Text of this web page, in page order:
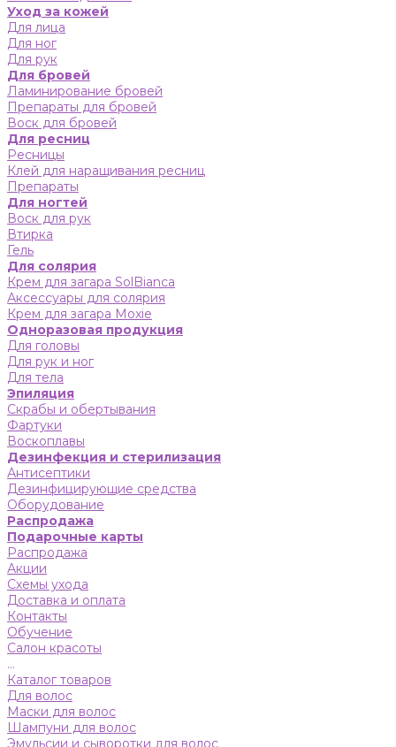
Уход за кожей
Для лица
Для ног
Для рук
Для бровей
Ламинирование бровей
Препараты для бровей
Воск для бровей
Для ресниц
Ресницы
Клей для наращивания ресниц
Препараты
Для ногтей
Воск для рук
Втирка
Гель
Для солярия
Крем для загара SolBianca
Аксессуары для солярия
Крем для загара Moxie
Одноразовая продукция
Для головы
Для рук и ног
Для тела
Эпиляция
Скрабы и обертывания
Фартуки
Воскоплавы
Дезинфекция и стерилизация
Антисептики
Дезинфицирующие средства
Оборудование
Распродажа
Подарочные карты
Распродажа
Акции
Схемы ухода
Доставка и оплата
Контакты
Обучение
Салон красоты
...
Каталог товаров
Для волос
Маски для волос
Шампуни для волос
Эмульсии и сыворотки для волос